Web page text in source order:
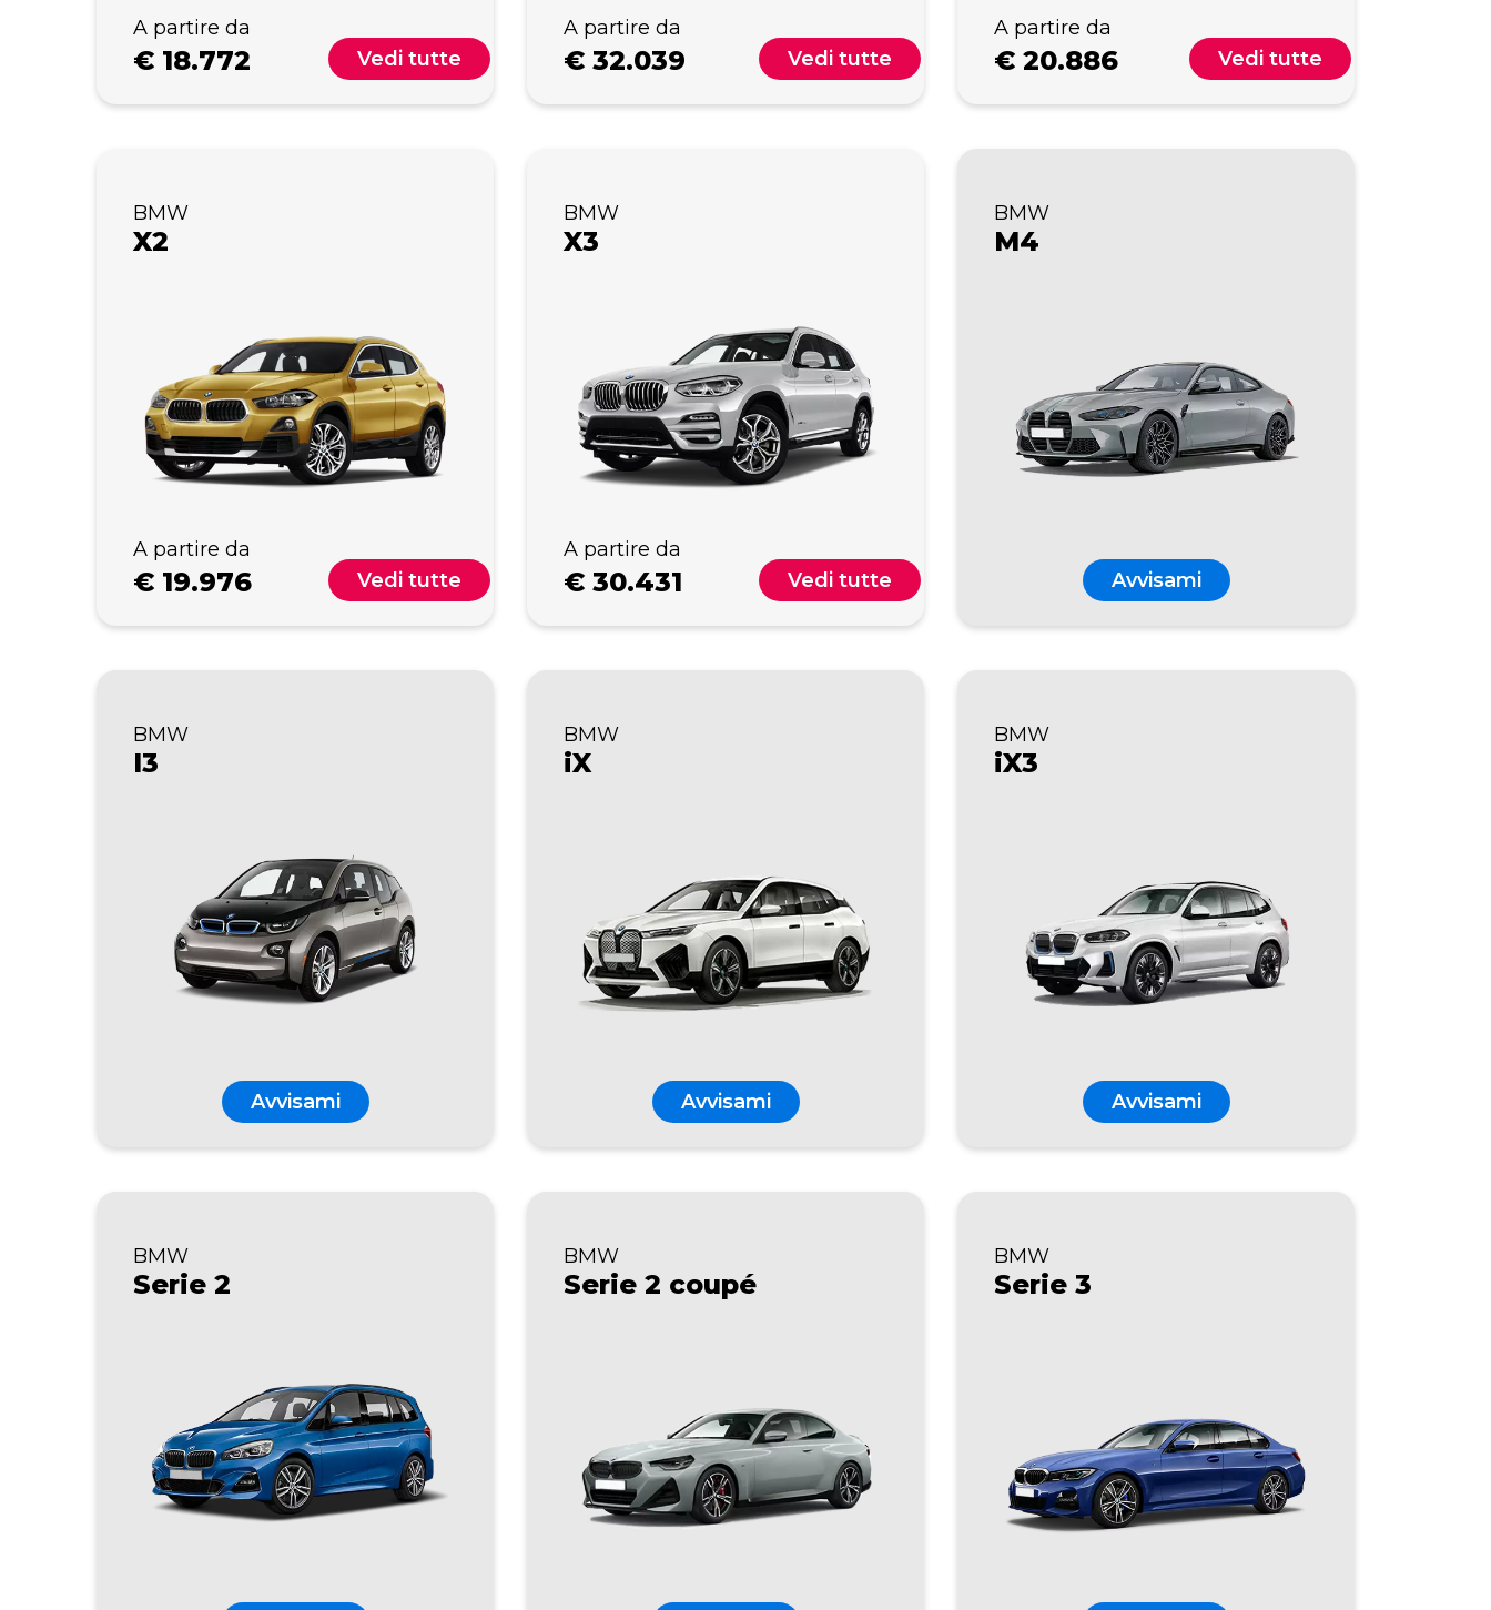
A partire da
€ 18.772 Vedi tutte
A partire da
€ 32.039 Vedi tutte
A partire da
€ 20.886 Vedi tutte
BMW
X2
A partire da
€ 19.976 Vedi tutte
BMW
X3
A partire da
€ 30.431 Vedi tutte
BMW
M4
Avvisami
BMW
I3
Avvisami
BMW
iX
Avvisami
BMW
iX3
Avvisami
BMW
Serie 2
BMW
Serie 2 coupé
BMW
Serie 3